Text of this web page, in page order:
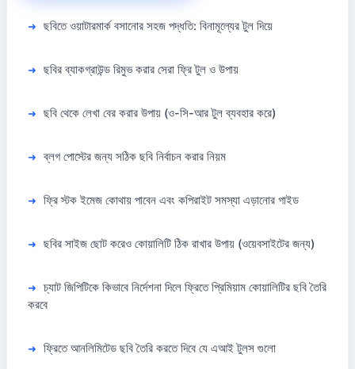
ছবিতে ওয়াটারমার্ক বসানোর সহজ পদ্ধতি: বিনামূল্যের টুল দিয়ে
ছবির ব্যাকগ্রাউন্ড রিমুভ করার সেরা ফ্রি টুল ও উপায়
ছবি থেকে লেখা বের করার উপায় (ও-সি-আর টুল ব্যবহার করে)
ব্লগ পোস্টের জন্য সঠিক ছবি নির্বাচন করার নিয়ম
ফ্রি স্টক ইমেজ কোথায় পাবেন এবং কপিরাইট সমস্যা এড়ানোর গাইড
ছবির সাইজ ছোট করেও কোয়ালিটি ঠিক রাখার উপায় (ওয়েবসাইটের জন্য)
চ্যাট জিপিটিকে কিভাবে নির্দেশনা দিলে ফ্রিতে প্রিমিয়াম কোয়ালিটির ছবি তৈরি
করবে
ফ্রিতে আনলিমিটেড ছবি তৈরি করতে দিবে যে এআই টুলস গুলো